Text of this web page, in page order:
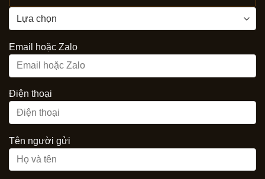
Email hoặc Zalo
Điện thoại
Tên người gửi